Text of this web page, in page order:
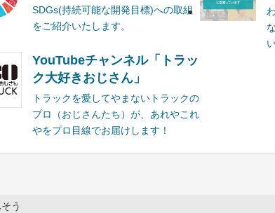
SDGs(持続可能な開発目標)への取組
をご紹介いたします。
YouTubeチャンネル「トラッ
ク大好きおじさん」
トラックを愛してやまないトラックの
プロ（おじさんたち）が、あれやこれ
やをプロ目線でお届けします！
う